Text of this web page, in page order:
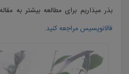
بذر میذاریم برای مطالعه بیشتر به
فالانوپسیس مراجعه کنید.